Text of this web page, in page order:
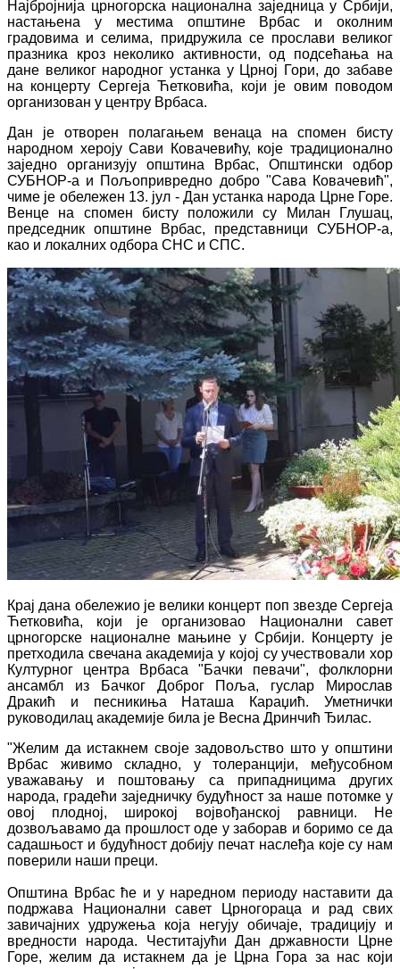
Најбројнија црногорска национална заједница у Србији,
настањена у местима општине Врбас и околним
градовима и селима, придружила се прослави великог
празника кроз неколико активности, од подсећања на
дане великог народног устанка у Црној Гори, до забаве
на концерту Сергеја Ћетковића, који је овим поводом
организован у центру Врбаса.
Дан је отворен полагањем венаца на спомен бисту
народном хероју Сави Ковачевићу, које традиционално
заједно организују општина Врбас, Општински одбор
СУБНОР-а и Пољопривредно добро "Сава Ковачевић",
чиме је обележен 13. јул - Дан устанка народа Црне Горе.
Венце на спомен бисту положили су Милан Глушац,
председник општине Врбас, представници СУБНОР-а,
као и локалних одбора СНС и СПС.
Крај дана обележио је велики концерт поп звезде Сергеја
Ћетковића, који је организовао Национални савет
црногорске националне мањине у Србији. Концерту је
претходила свечана академија у којој су учествовали хор
Културног центра Врбаса "Бачки певачи", фолклорни
ансамбл из Бачког Доброг Поља, гуслар Мирослав
Дракић и песникиња Наташа Караџић. Уметнички
руководилац академије била је Весна Дринчић Ђилас.
"Желим да истакнем своје задовољство што у општини
Врбас живимо складно, у толеранцији, међусобном
уважавању и поштовању са припадницима других
народа, градећи заједничку будућност за наше потомке у
овој плодној, широкој војвођанској равници. Не
дозвољавамо да прошлост оде у заборав и боримо се да
садашњост и будућност добију печат наслеђа које су нам
поверили наши преци.
Општина Врбас ће и у наредном периоду наставити да
подржава Национални савет Црногораца и рад свих
завичајних удружења која негују обичаје, традицију и
вредности народа. Честитајући Дан државности Црне
Горе, желим да истакнем да је Црна Гора за нас који